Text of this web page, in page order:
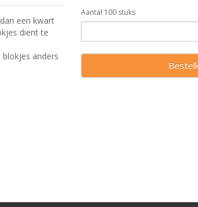
een kwart
dient te
anders
Aantal 100 stuks